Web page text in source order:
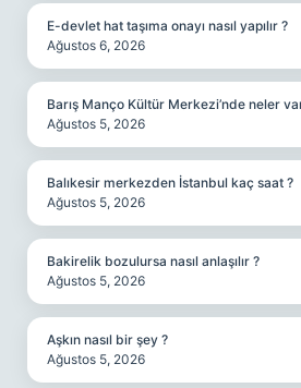
E-devlet hat taşıma onayı nasıl yapılır ?
Ağustos 6, 2026
Barış Manço Kültür Merkezi’nde neler
Ağustos 5, 2026
Balıkesir merkezden İstanbul kaç saat ?
Ağustos 5, 2026
Bakirelik bozulursa nasıl anlaşılır ?
Ağustos 5, 2026
Aşkın nasıl bir şey ?
Ağustos 5, 2026